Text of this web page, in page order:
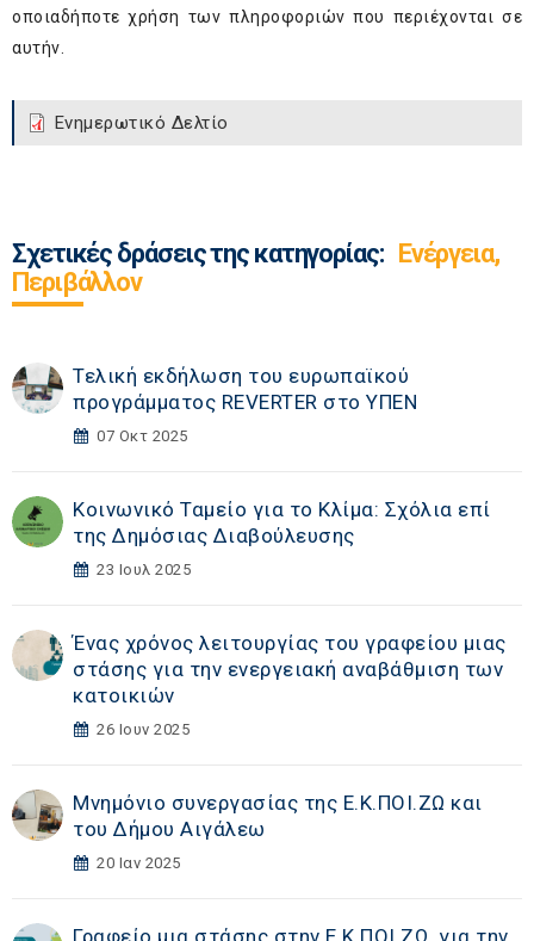
οποιαδήποτε χρήση των πληροφοριών που περιέχονται σε
αυτήν.
Ενημερωτικό Δελτίο
Σχετικές δράσεις της κατηγορίας: Ενέργεια,
Περιβάλλον
Τελική εκδήλωση του ευρωπαϊκού
προγράμματος REVERTER στο ΥΠΕΝ
07 Οκτ 2025
Κοινωνικό Ταμείο για το Κλίμα: Σχόλια επί
της Δημόσιας Διαβούλευσης
23 Ιουλ 2025
Ένας χρόνος λειτουργίας του γραφείου μιας
στάσης για την ενεργειακή αναβάθμιση των
κατοικιών
26 Ιουν 2025
Μνημόνιο συνεργασίας της Ε.Κ.ΠΟΙ.ΖΩ και
του Δήμου Αιγάλεω
20 Ιαν 2025